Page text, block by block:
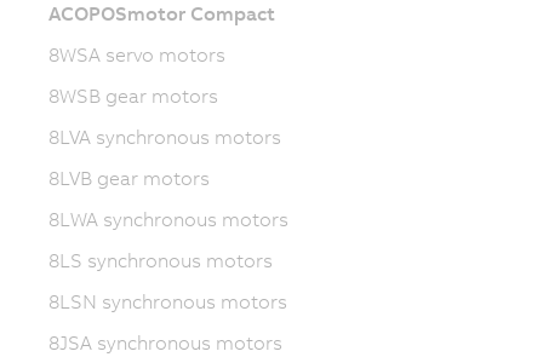
ACOPOSmotor Compact
8WSA servo motors
8WSB gear motors
8LVA synchronous motors
8LVB gear motors
8LWA synchronous motors
8LS synchronous motors
8LSN synchronous motors
8JSA synchronous motors